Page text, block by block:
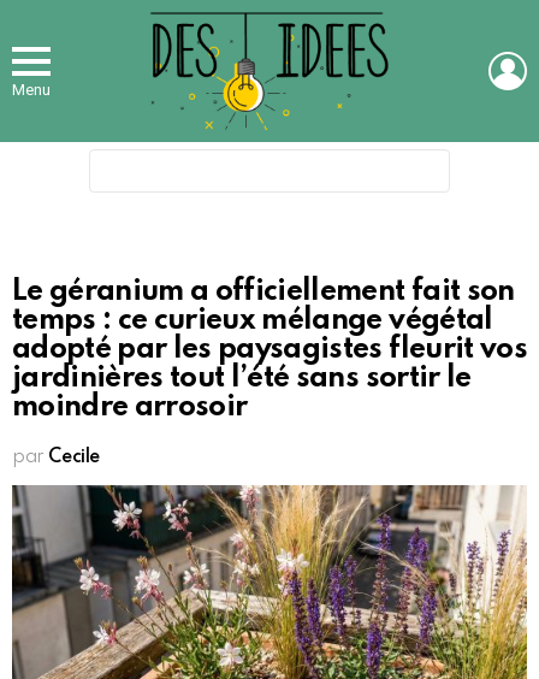
Menu
Le géranium a officiellement fait son
temps : ce curieux mélange végétal
adopté par les paysagistes fleurit vos
jardinières tout l’été sans sortir le
moindre arrosoir
par Cecile